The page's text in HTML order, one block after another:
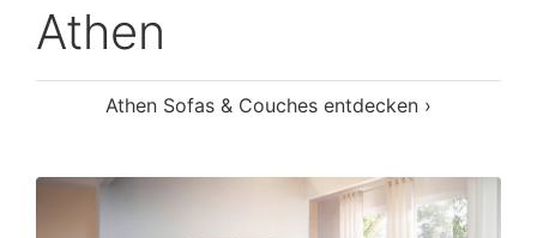
Athen
Athen Sofas & Couches entdecken ›